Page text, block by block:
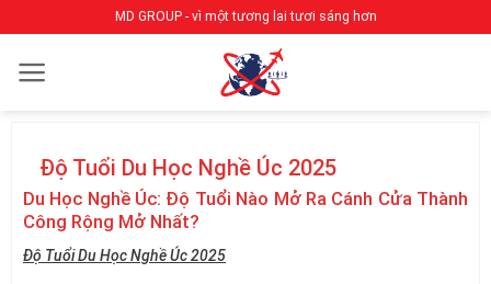
qua
nội
MD GROUP - vì một tương lai tươi sáng hơn
Độ Tuổi Du Học Nghề Úc 2025
Du Học Nghề Úc: Độ Tuổi Nào Mở Ra Cánh Cửa Thành
Công Rộng Mở Nhất?
Độ Tuổi Du Học Nghề Úc 2025